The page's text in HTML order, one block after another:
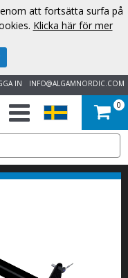
INFO@ALGAMNORDIC.COM
IN
0
att fortsätta surfa på
Klicka här för mer